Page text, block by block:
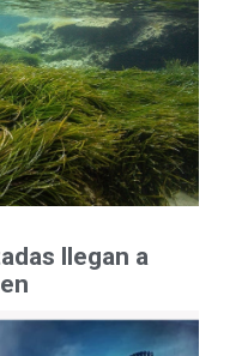
llegan a